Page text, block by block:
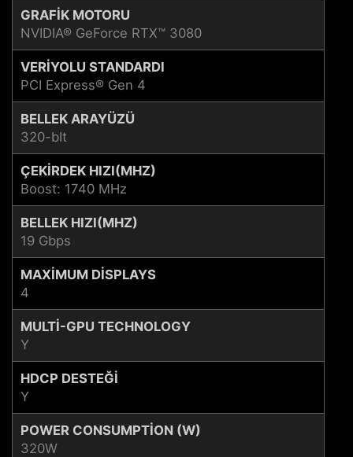
GRAFIK MOTORU
NVIDIA® GeForce RTX™ 3080
VERIYOLU STANDARDI
PCI Express® Gen 4
BELLEK ARAYÜZÜ
320-bIt
ÇEKIRDEK HIZI(MHZ)
Boost: 1740 MHz
BELLEK HIZI(MHZ)
19 Gbps
MAXIMUM DISPLAYS
4
MULTI-GPU TECHNOLOGY
Y
HDCP DESTEĞI
Y
POWER CONSUMPTION (W)
320W